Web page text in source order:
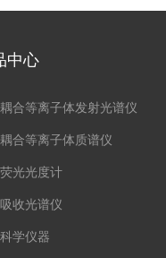
中心
合等离子体发射光谱仪
合等离子体质谱仪
光光度计
收光谱仪
学仪器